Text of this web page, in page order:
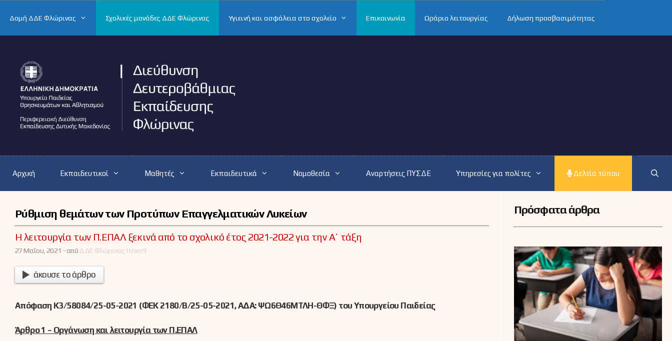
Δομή ΔΔΕ Φλώρινας Σχολικές μονάδες ΔΔΕ Φλώρινας Υγιεινή και ασφάλεια στο σχολείο Επικοινωνία Ωράριο λειτουργίας Δήλωση προσβασιμότητας
Αρχική Εκπαιδευτικοί Μαθητές Εκπαιδευτικά Νομοθεσία Αναρτήσεις ΠΥΣΔΕ Υπηρεσίες για πολίτες Δελτία τύπου
Ρύθμιση θεμάτων των Προτύπων Επαγγελματικών Λυκείων
Η λειτουργία των Π.ΕΠΑΛ ξεκινά από το σχολικό έτος 2021-2022 για την Α΄ τάξη
27 Μαΐου, 2021 -απόΔΔΕ Φλώρινας | User9
άκουσε το άρθρο
Απόφαση Κ3/58084/25-05-2021 (ΦΕΚ 2180/Β/25-05-2021, ΑΔΑ: ΨΩ6Θ46ΜΤΛΗ-ΘΦΞ) του Υπουργείου Παιδείας
Άρθρο 1 – Οργάνωση και λειτουργία των Π.ΕΠΑΛ
Πρόσφατα άρθρα